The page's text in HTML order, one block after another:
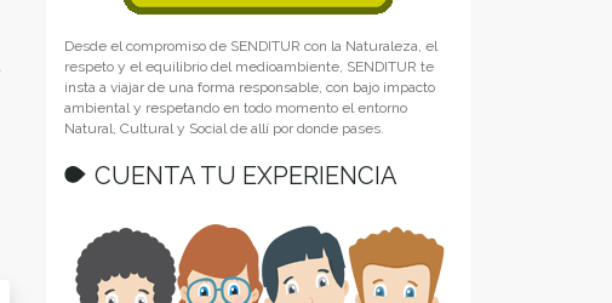
Desde el compromiso de SENDITUR con la Naturaleza, el
respeto y el equilibrio del medioambiente, SENDITUR te
insta a viajar de una forma responsable, con bajo impacto
ambiental y respetando en todo momento el entorno
Natural, Cultural y Social de allí por donde pases.
CUENTA TU EXPERIENCIA